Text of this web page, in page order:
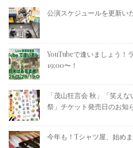
公演スケジュールを更新い
YouTubeで逢いましょう！
19:00〜！
「茂山狂言会 秋」「笑え
祭」チケット発売日のお知
今年も！Tシャツ屋、始めま